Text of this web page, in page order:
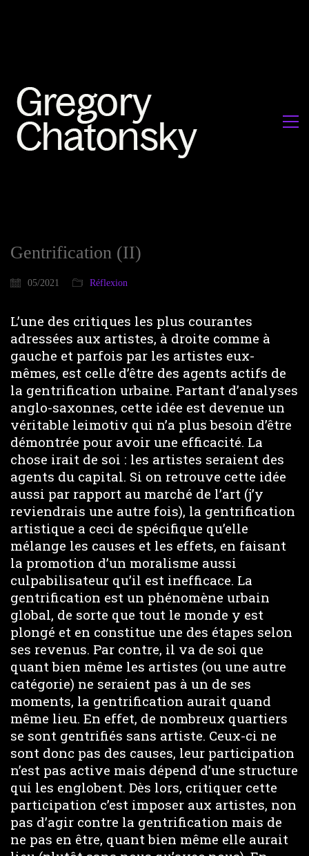
Gentrification (II)
05/2021 Réflexion
L’une des critiques les plus courantes
adressées aux artistes, à droite comme à
gauche et parfois par les artistes eux-
mêmes, est celle d’être des agents actifs de
la gentrification urbaine. Partant d’analyses
anglo-saxonnes, cette idée est devenue un
véritable leimotiv qui n’a plus besoin d’être
démontrée pour avoir une efficacité. La
chose irait de soi : les artistes seraient des
agents du capital. Si on retrouve cette idée
aussi par rapport au marché de l’art (j’y
reviendrais une autre fois), la gentrification
artistique a ceci de spécifique qu’elle
mélange les causes et les effets, en faisant
la promotion d’un moralisme aussi
culpabilisateur qu’il est inefficace. La
gentrification est un phénomène urbain
global, de sorte que tout le monde y est
plongé et en constitue une des étapes selon
ses revenus. Par contre, il va de soi que
quant bien même les artistes (ou une autre
catégorie) ne seraient pas à un de ses
moments, la gentrification aurait quand
même lieu. En effet, de nombreux quartiers
se sont gentrifiés sans artiste. Ceux-ci ne
sont donc pas des causes, leur participation
n’est pas active mais dépend d’une structure
qui les englobent. Dès lors, critiquer cette
participation c’est imposer aux artistes, non
pas d’agir contre la gentrification mais de
ne pas en être, quant bien même elle aurait